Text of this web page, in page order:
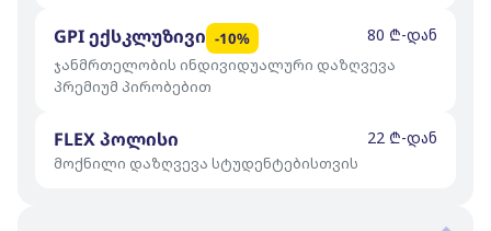
GPI ექსკლუზივი -10% 80 ₾-დან
ჯანმრთელობის ინდივიდუალური დაზღვევა
პრემიუმ პირობებით
FLEX პოლისი 22 ₾-დან
მოქნილი დაზღვევა სტუდენტებისთვის